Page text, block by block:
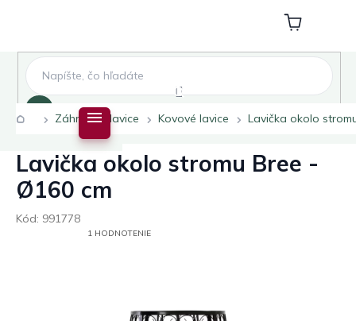
Nákupný
košík
DomovZáhradné lavice Kovové lavice Lavička okolo
Lavička okolo stromu Bree -
Ø160 cm
Kód: 991778
PRIEMERNÉ1 HODNOTENIE